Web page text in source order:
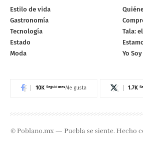
Estilo de vida
Gastronomía
Tecnología
Estado
Moda
Tala:
Yo
10K SeguidoresMe gusta 1.7K
© Poblano.mx — Puebla se siente. Hecho